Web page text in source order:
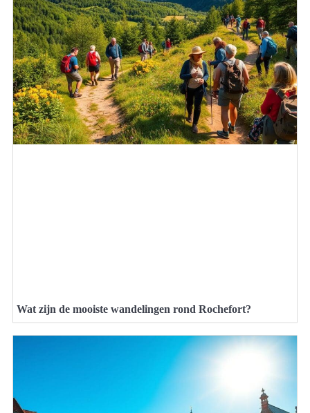
Wat zijn de mooiste wandelingen rond Rochefort?